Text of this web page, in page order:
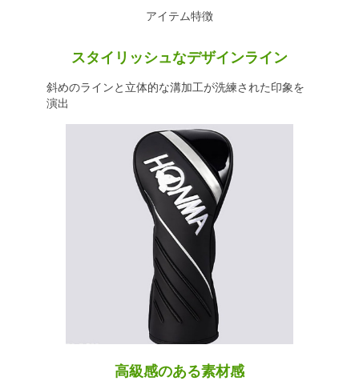
アイテム特徴
スタイリッシュなデザインライン
斜めのラインと立体的な溝加工が洗練された印象を
演出
高級感のある素材感